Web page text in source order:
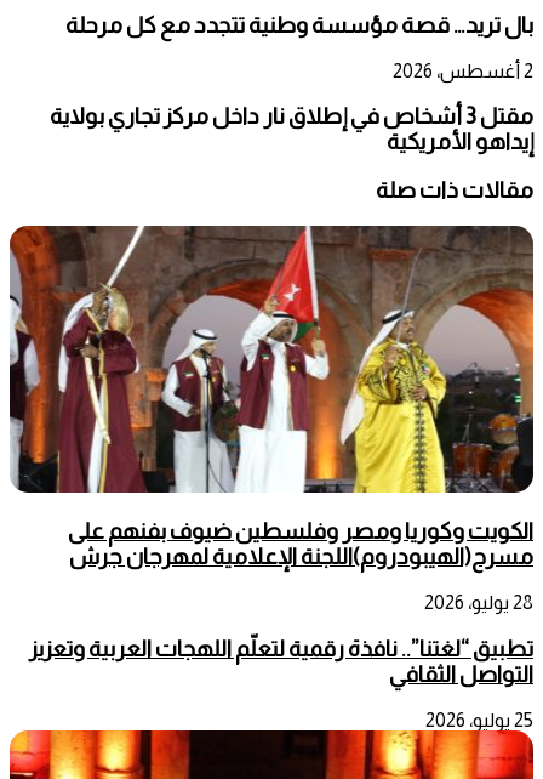
بال تريد… قصة مؤسسة وطنية تتجدد مع كل مرحلة
2 أغسطس، 2026
مقتل 3 أشخاص في إطلاق نار داخل مركز تجاري بولاية
إيداهو الأمريكية
مقالات ذات صلة
الكويت وكوريا ومصر وفلسطين ضيوف بفنهم على
مسرح(الهيبودروم)اللجنة الإعلامية لمهرجان جرش
28 يوليو، 2026
تطبيق “لغتنا”.. نافذة رقمية لتعلّم اللهجات العربية وتعزيز
التواصل الثقافي
25 يوليو، 2026